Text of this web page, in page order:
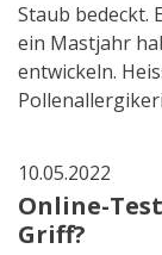
Staub bedeckt.
ein Mastjahr
entwickeln.
10.05.2022
Online-
Griff?